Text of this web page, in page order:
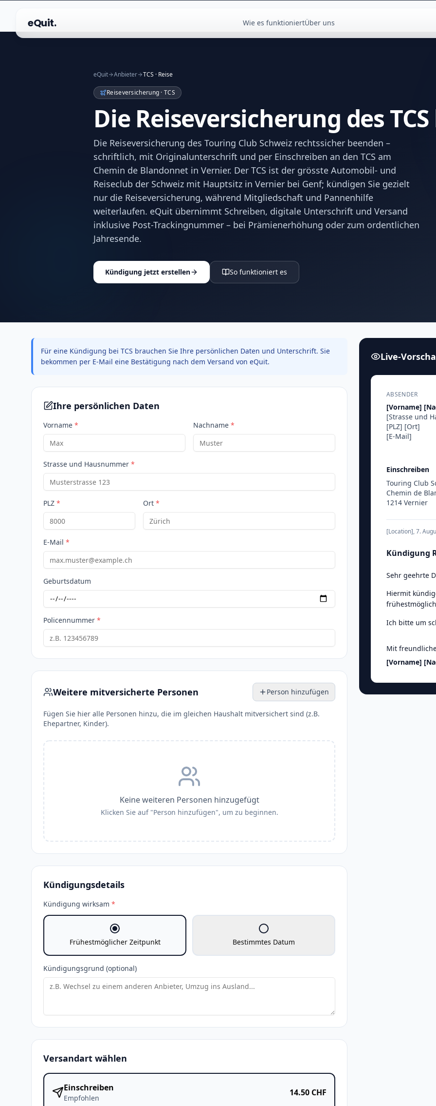
eQuit. Wie es funktioniertÜber uns
eQuit Anbieter TCS · Reise
Reiseversicherung · TCS
Die Reiseversicherung des
Die Reiseversicherung des Touring Club Schweiz rechtssicher beenden –
schriftlich, mit Originalunterschrift und per Einschreiben an den TCS am
Chemin de Blandonnet in Vernier. Der TCS ist der grösste Automobil- und
Reiseclub der Schweiz mit Hauptsitz in Vernier bei Genf; kündigen Sie gezielt
nur die Reiseversicherung, während Mitgliedschaft und Pannenhilfe
weiterlaufen. eQuit übernimmt Schreiben, digitale Unterschrift und Versand
inklusive Post-Trackingnummer – bei Prämienerhöhung oder zum ordentlichen
Jahresende.
Kündigung jetzt erstellen So funktioniert es
Für eine Kündigung bei TCS brauchen Sie Ihre persönlichen Daten und Unterschrift. Sie
bekommen per E-Mail eine Bestätigung nach dem Versand von eQuit.
Ihre persönlichen Daten
Vorname * Nachname *
Strasse und Hausnummer *
PLZ * Ort *
E-Mail *
Geburtsdatum
Policennummer *
Weitere mitversicherte Personen Person hinzufügen
Fügen Sie hier alle Personen hinzu, die im gleichen Haushalt mitversichert sind (z.B.
Ehepartner, Kinder).
Keine weiteren Personen hinzugefügt
Klicken Sie auf "Person hinzufügen", um zu beginnen.
Kündigungsdetails
Kündigung wirksam *
Frühestmöglicher Zeitpunkt Bestimmtes Datum
Kündigungsgrund (optional)
Versandart wählen
Einschreiben
Empfohlen
14.50 CHF
Live-
ABSENDER
[Vorname]
[Strasse und
[PLZ] [Ort]
[E-Mail]
Einschreiben
Touring Club
Chemin de
1214 Vernier
[Location],7.
Kündigung
Sehr geehrte
Hiermit
Ich bitte um
Mit
[Vorname]